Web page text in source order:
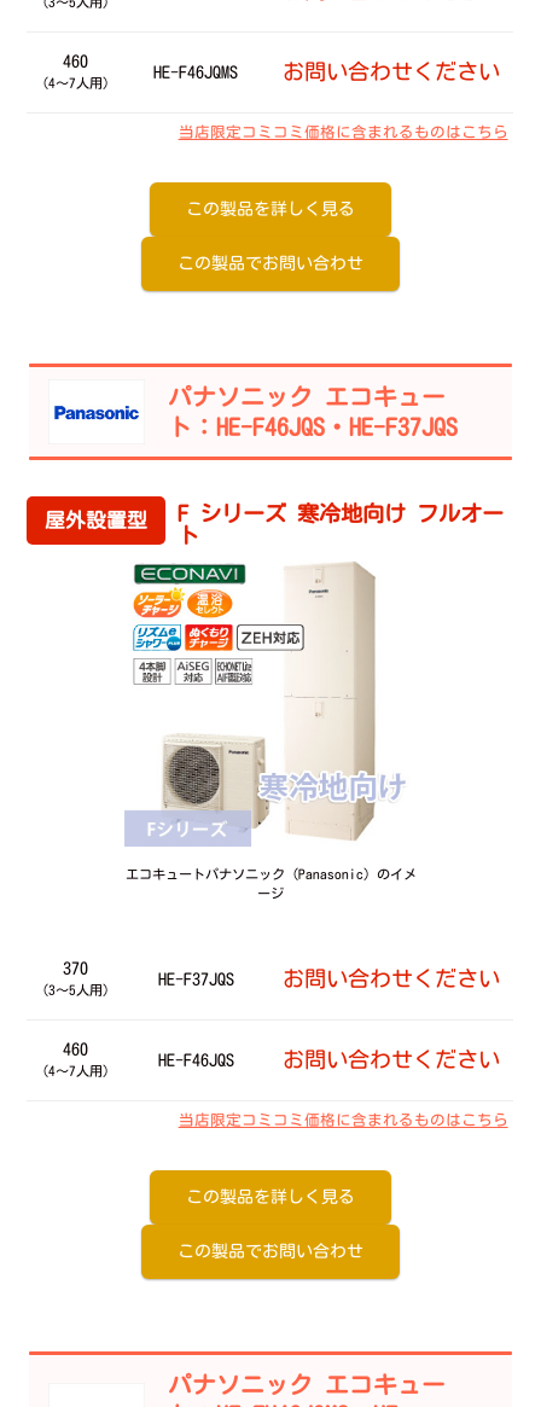
460
（4～7人用）
HE-F46JQMS お問い合わせください
当店限定コミコミ価格に含まれるものはこちら
この製品を詳しく見る
この製品でお問い合わせ
パナソニック エコキュー
ト：HE-F46JQS・HE-F37JQS
屋外設置型
F シリーズ 寒冷地向け フルオー
ト
エコキュートパナソニック（Panasonic）のイメ
ージ
370
（3～5人用）
HE-F37JQS お問い合わせください
460
（4～7人用）
HE-F46JQS お問い合わせください
当店限定コミコミ価格に含まれるものはこちら
この製品を詳しく見る
この製品でお問い合わせ
パナソニック エコキュー